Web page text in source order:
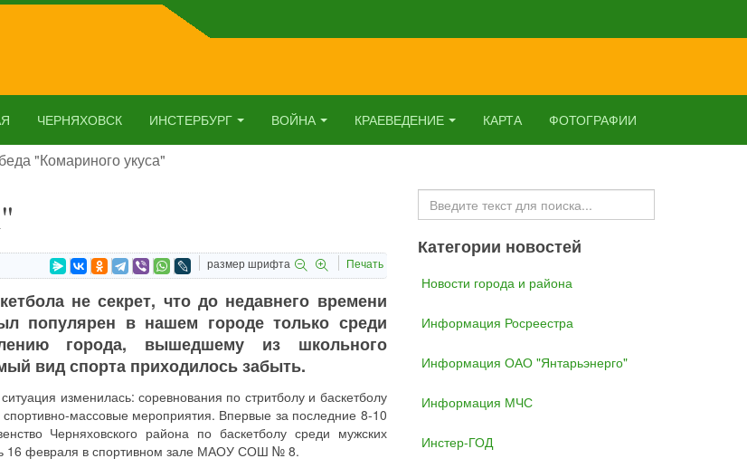
ЧЕРНЯХОВСК ИНСТЕРБУРГ ВОЙНА КРАЕВЕДЕНИЕ КАРТА ФОТОГРАФИИ
"Комариного укуса"
размер шрифта Печать
не секрет, что до недавнего времени
популярен в нашем городе только среди
города, вышедшему из школьного
вид спорта приходилось забыть.
изменилась: соревнования по стритболу и баскетболу
спортивно-массовые мероприятия. Впервые за последние 8-10
Черняховского района по баскетболу среди мужских
16 февраля в спортивном зале МАОУ СОШ № 8.
Искать...
Категории новостей
Новости города и района
Информация Росреестра
Информация ОАО "Янтарьэнерго"
Информация МЧС
Инстер-ГОД